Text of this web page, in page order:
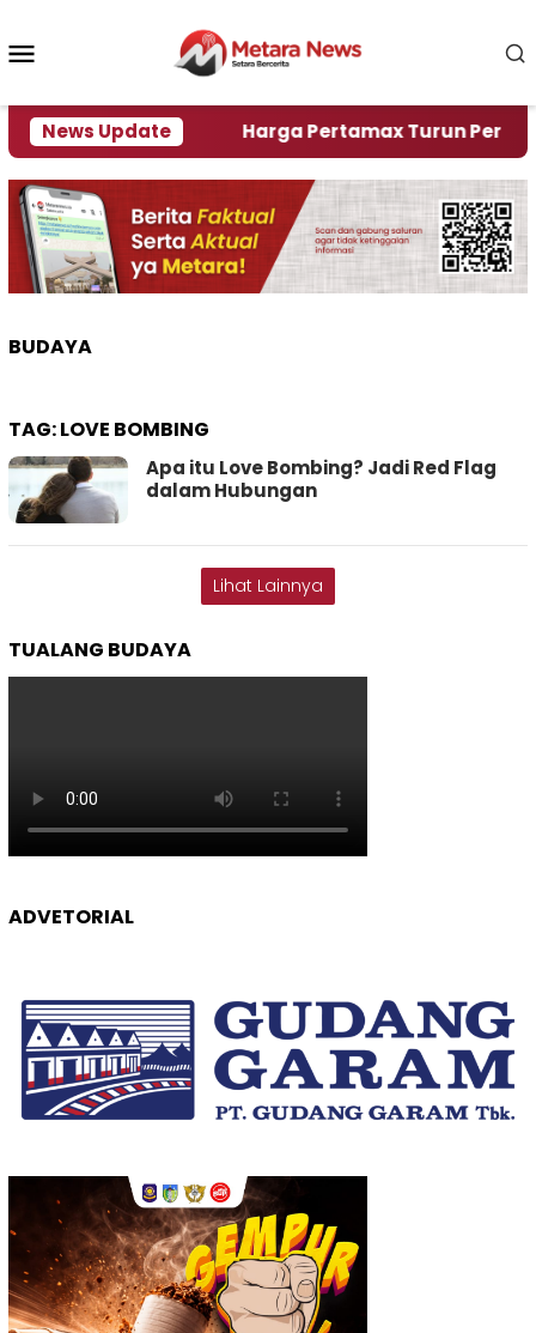
konten
News Update
Krisi Air Harga Pertamax Turun Per Hari
BUDAYA
TAG:LOVE BOMBING
Apa itu Love Bombing? Jadi Red Flag
dalam Hubungan
Lihat Lainnya
TUALANG BUDAYA
ADVETORIAL